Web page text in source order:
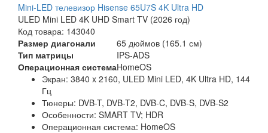
Mini-LED телевизор Hisense 65U7S 4K Ultra HD
ULED Mini LED 4K UHD Smart TV (2026 год)
Код товара: 143040
Размер диагонали
65 дюймов (165.1 см)
Тип матрицы
IPS-ADS
Операционная системаHomeOS
Экран: 3840 x 2160, ULED Mini LED, 4K Ultra HD, 144
Гц
Тюнеры: DVB-T, DVB-T2, DVB-C, DVB-S, DVB-S2
Особенности: SMART TV; HDR
Операционная система: HomeOS